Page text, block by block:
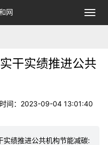
切
换
网
干实绩推进公共
时间：2023-09-04 13:01:40
实绩推进公共机构节能减碳: